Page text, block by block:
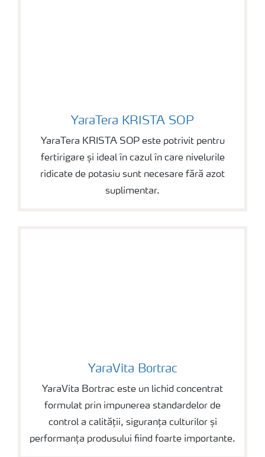
YaraTera KRISTA SOP
YaraTera KRISTA SOP
YaraTera KRISTA SOP este potrivit pentru
fertirigare și ideal în cazul în care nivelurile
ridicate de potasiu sunt necesare fără azot
suplimentar.
YaraVita Bortrac
YaraVita Bortrac
YaraVita Bortrac este un lichid concentrat
formulat prin impunerea standardelor de
control a calității, siguranța culturilor și
performanța produsului fiind foarte importante.